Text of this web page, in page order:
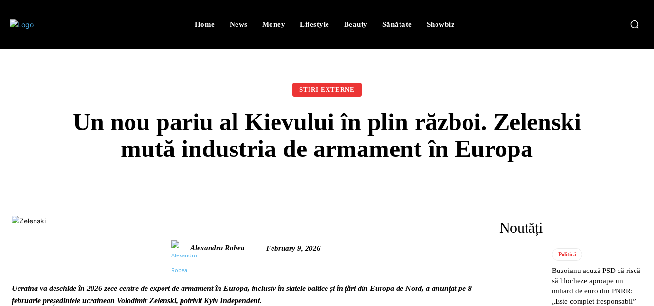
Home News Money Lifestyle Beauty Sănătate Showbiz
STIRI EXTERNE
Un nou pariu al Kievului în plin război. Zelenski
mută industria de armament în Europa
Alexandru Robea February 9, 2026
Ucraina va deschide în 2026 zece centre de export de armament în Europa, inclusiv în statele baltice și în țări din Europa de Nord, a anunțat pe 8
februarie președintele ucrainean Volodimir Zelenski, potrivit Kyiv Independent.
Noutăți
Politică
Buzoianu acuză PSD că riscă
să blocheze aproape un
miliard de euro din PNRR:
„Este complet iresponsabil”